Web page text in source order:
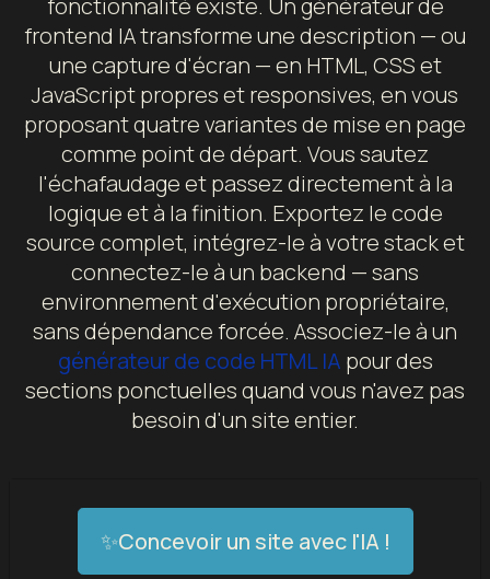
fonctionnalité existe. Un générateur de
frontend IA transforme une description — ou
une capture d'écran — en HTML, CSS et
JavaScript propres et responsives, en vous
proposant quatre variantes de mise en page
comme point de départ. Vous sautez
l'échafaudage et passez directement à la
logique et à la finition. Exportez le code
source complet, intégrez-le à votre stack et
connectez-le à un backend — sans
environnement d'exécution propriétaire,
sans dépendance forcée. Associez-le à un
générateur de code HTML IA pour des
sections ponctuelles quand vous n'avez pas
besoin d'un site entier.
✨Concevoir un site avec l'IA !